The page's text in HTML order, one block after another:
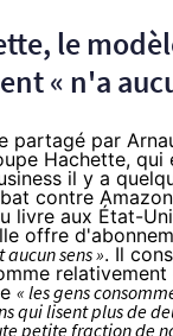
le
« n'a
partagé par
Hachette, qui
il y a
contre Amazon
livre aux État-
offre
aucun sens». Il
« les gens
qui lisent plus de
petite fraction de